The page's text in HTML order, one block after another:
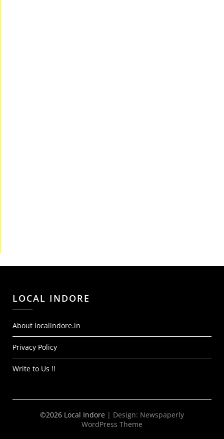
LOCAL INDORE
About localindore.in
Privacy Policy
Write to Us !!
©2026 Local Indore | Design: Newspaperly
WordPress Theme